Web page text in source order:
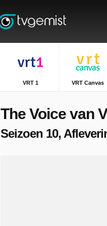
VRT 1 VRT Canvas
The Voice van
Seizoen 10,